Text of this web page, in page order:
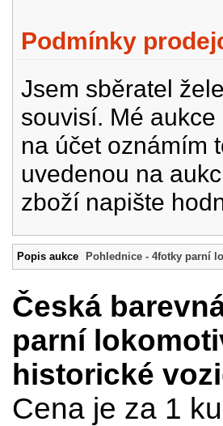
Podmínky
Jsem sběratel
souvisí. Mé
na účet oznámím
uvedenou na
zboží napište
Popis aukce Pohlednice - 4fotky parní
Česká
parní
historické
Cena je za 1